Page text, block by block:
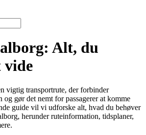
Alt, du
vide
vigtig transportrute, der forbinder
og gør det nemt for passagerer at komme
guide vil vi udforske alt, hvad du behøver
herunder ruteinformation, tidsplaner,